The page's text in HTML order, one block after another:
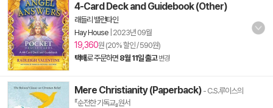
4-Card Deck and Guidebook (Other)
래들리 밸런타인
Hay House 2023년 09월
19,360원 (20% 할인 / 590원)
택배로 주문하면 8월 11일 출고 변경
Mere Christianity (Paperback) - C.S.루이스의
『순전한 기독교』원서